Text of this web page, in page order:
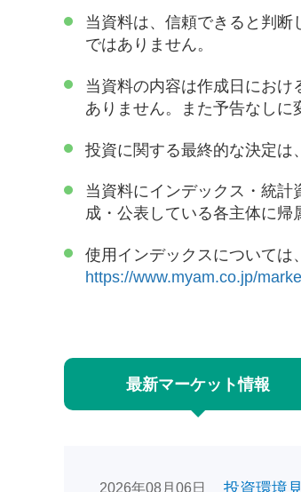
当資料は、信頼できると判
ではありません。
当資料の内容は作成日にお
ありません。また予告なしに
投資に関する最終的な決定は
当資料にインデックス・統
成・公表している各主体に帰
使用インデックスについては
https://www.myam.co.jp/
最新マーケット情報
2026年08月06日 投資環境